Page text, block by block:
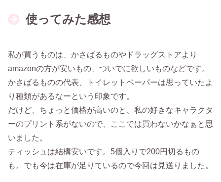
使ってみた感想
私が買うものは、かさばるものやドラッグストアより
amazonの方が安いもの、ついでに欲しいものなどです。
かさばるものの代表、トイレットペーパーは思っていたよ
り種類があるなーという印象です。
だけど、ちょっと価格が高いのと、私の好きなキャラクタ
ーのプリント系がないので、ここでは買わないかなぁと思
いました。
ティッシュは結構安いです。5個入りで200円切るもの
も。でも今は在庫が足りているので今回は見送りました。